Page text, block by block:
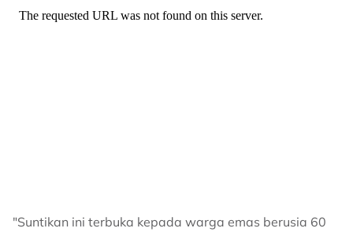
"Suntikan ini terbuka kepada warga emas berusia 60